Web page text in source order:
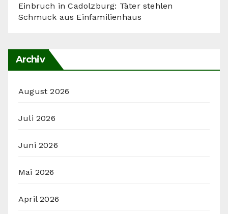
Einbruch in Cadolzburg: Täter stehlen
Schmuck aus Einfamilienhaus
Archiv
August 2026
Juli 2026
Juni 2026
Mai 2026
April 2026